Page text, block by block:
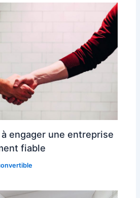
engager une entreprise
fiable